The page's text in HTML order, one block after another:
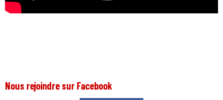
Nous rejoindre sur Facebook